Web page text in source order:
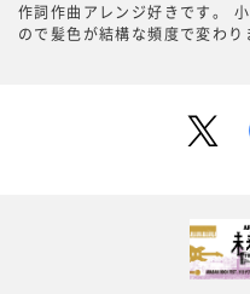
作詞作曲アレンジ好きです。
ので髪色が結構な頻度で変わ